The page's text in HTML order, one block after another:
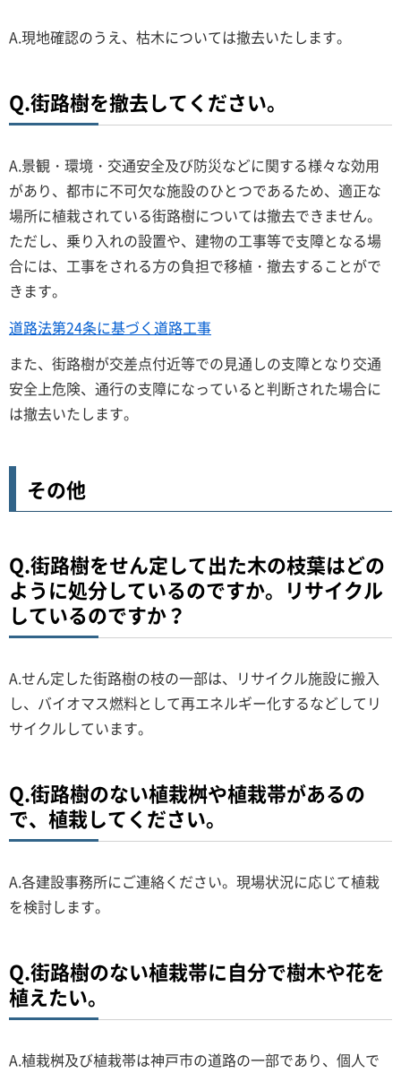
A.現地確認のうえ、枯木については撤去いたします。
Q.街路樹を撤去してください。
A.景観・環境・交通安全及び防災などに関する様々な効用
があり、都市に不可欠な施設のひとつであるため、適正な
場所に植栽されている街路樹については撤去できません。
ただし、乗り入れの設置や、建物の工事等で支障となる場
合には、工事をされる方の負担で移植・撤去することがで
きます。
道路法第24条に基づく道路工事
また、街路樹が交差点付近等での見通しの支障となり交通
安全上危険、通行の支障になっていると判断された場合に
は撤去いたします。
その他
Q.街路樹をせん定して出た木の枝葉はどの
ように処分しているのですか。リサイクル
しているのですか？
A.せん定した街路樹の枝の一部は、リサイクル施設に搬入
し、バイオマス燃料として再エネルギー化するなどしてリ
サイクルしています。
Q.街路樹のない植栽桝や植栽帯があるの
で、植栽してください。
A.各建設事務所にご連絡ください。現場状況に応じて植栽
を検討します。
Q.街路樹のない植栽帯に自分で樹木や花を
植えたい。
A.植栽桝及び植栽帯は神戸市の道路の一部であり、個人で